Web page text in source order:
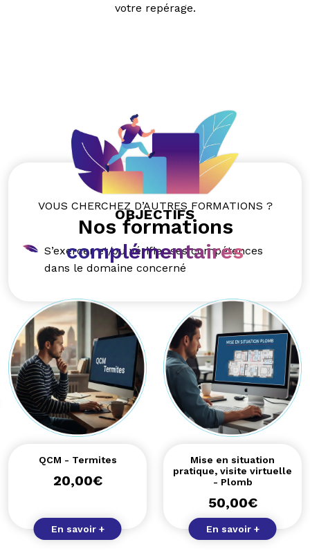
OBJECTIFS
S’exercer et/ou vérifier ses compétences
dans le domaine concerné
votre repérage.
VOUS CHERCHEZ D’AUTRES FORMATIONS ?
Nos formations
complémentaires
QCM - Termites
20,00€
En savoir +
Mise en situation
pratique, visite virtuelle
- Plomb
50,00€
En savoir +